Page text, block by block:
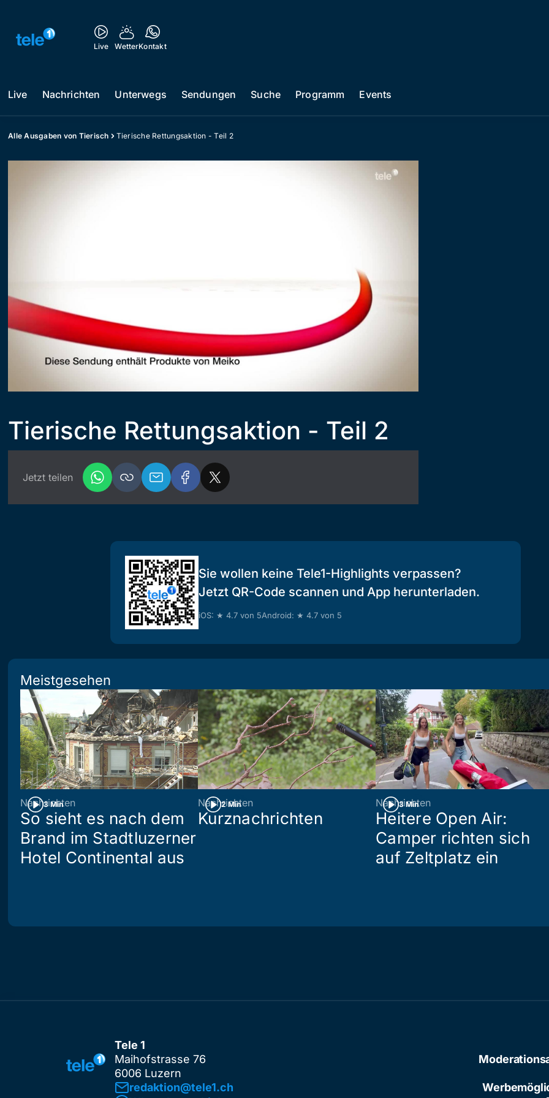
Live WetterKontakt
Live Nachrichten Unterwegs Sendungen Suche Programm Events
Alle Ausgaben von Tierisch Tierische Rettungsaktion - Teil 2
Tierische Rettungsaktion - Teil 2
Jetzt teilen
Sie wollen keine Tele1-Highlights verpassen?
Jetzt QR-Code scannen und App herunterladen.
iOS: ★ 4.7 von 5Android: ★ 4.7 von 5
Meistgesehen
3 Min
Nachrichten
So sieht es nach dem
Brand im Stadtluzerner
Hotel Continental aus
2 Min
Nachrichten
Kurznachrichten
3 Min
Nachrichten
Heitere Open Air:
Camper richten sich
auf Zeltplatz ein
Tele 1
Maihofstrasse 76
6006 Luzern
redaktion@tele1.ch